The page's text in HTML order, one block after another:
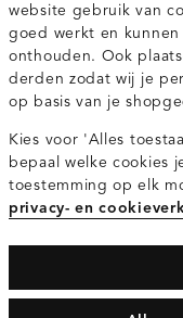
Service
Wij zijn Costes
Topcategorieën voor jou
Privacy- en
website gebruik van
goed werkt en
onthouden. Ook
derden zodat wij je
op basis van je
Kies voor 'Alles
bepaal welke cookies
toestemming op elk
privacy- en